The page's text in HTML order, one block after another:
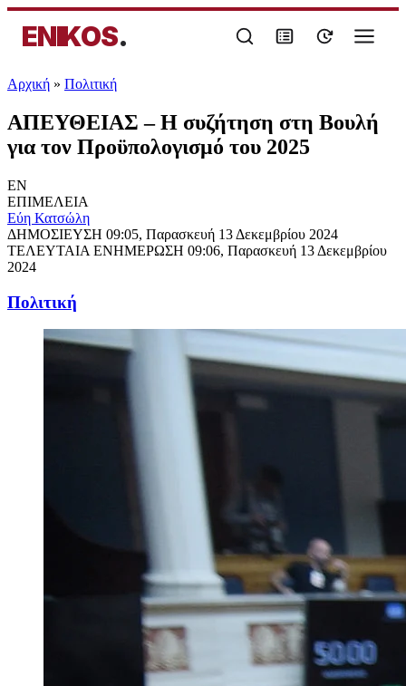
ENIKOS.
Αρχική » Πολιτική
ΑΠΕΥΘΕΙΑΣ – Η συζήτηση στη Βουλή
για τον Προϋπολογισμό του 2025
EN
ΕΠΙΜΕΛΕΙΑ
Εύη Κατσώλη
ΔΗΜΟΣΙΕΥΣΗ 09:05, Παρασκευή 13 Δεκεμβρίου 2024
ΤΕΛΕΥΤΑΙΑ ΕΝΗΜΕΡΩΣΗ 09:06, Παρασκευή 13 Δεκεμβρίου
2024
Πολιτική